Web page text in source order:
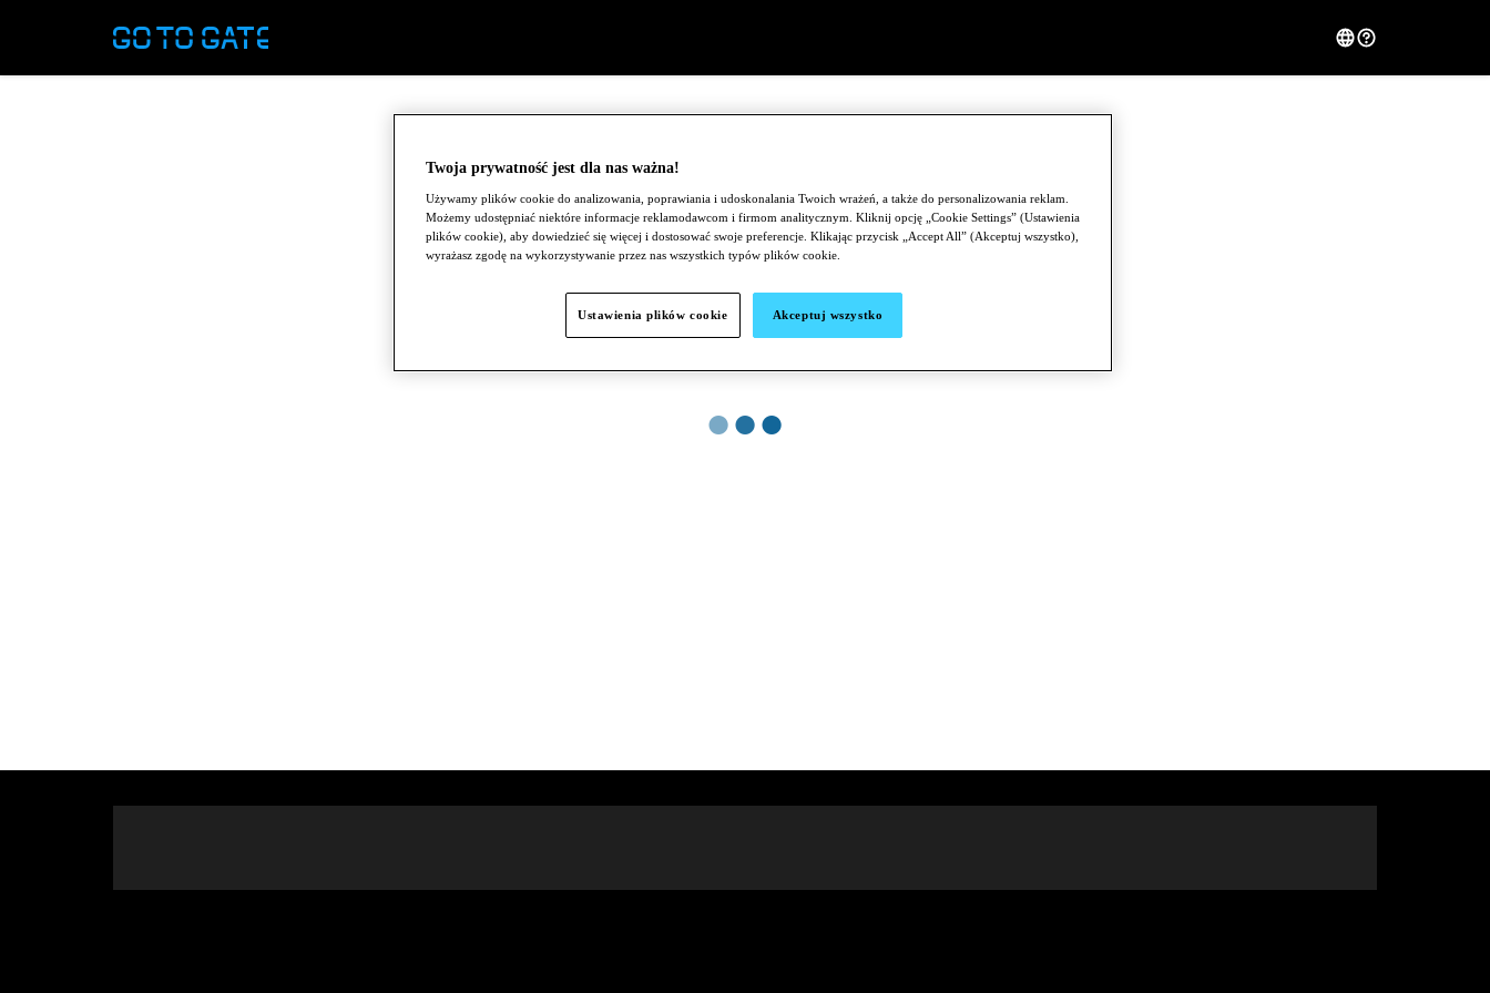
●●●
Twoja prywatność jest dla nas ważna!
Używamy plików cookie do analizowania, poprawiania i udoskonalania Twoich wrażeń, a także do personalizowania reklam.
Możemy udostępniać niektóre informacje reklamodawcom i firmom analitycznym. Kliknij opcję „Cookie Settings” (Ustawienia
plików cookie), aby dowiedzieć się więcej i dostosować swoje preferencje. Klikając przycisk „Accept All” (Akceptuj wszystko),
wyrażasz zgodę na wykorzystywanie przez nas wszystkich typów plików cookie.
Akceptuj wszystko
Ustawienia plików cookie